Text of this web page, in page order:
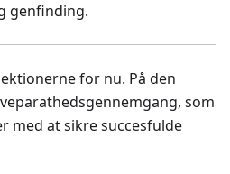
genfinding.
for nu. På den
som
med at sikre succesfulde